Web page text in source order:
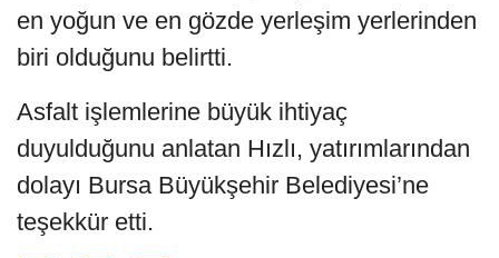
en yoğun ve en gözde yerleşim yerlerinden
biri olduğunu belirtti.
Asfalt işlemlerine büyük ihtiyaç
duyulduğunu anlatan Hızlı, yatırımlarından
dolayı Bursa Büyükşehir Belediyesi’ne
teşekkür etti.